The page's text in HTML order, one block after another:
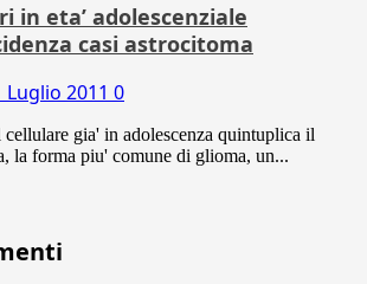
in eta’ adolescenziale
casi astrocitoma
Luglio 2011 0
gia' in adolescenza quintuplica il
la forma piu' comune di glioma, un...